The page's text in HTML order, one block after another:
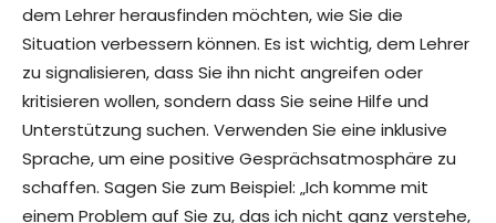
dem Lehrer herausfinden möchten, wie Sie die
Situation verbessern können. Es ist wichtig, dem Lehrer
zu signalisieren, dass Sie ihn nicht angreifen oder
kritisieren wollen, sondern dass Sie seine Hilfe und
Unterstützung suchen. Verwenden Sie eine inklusive
Sprache, um eine positive Gesprächsatmosphäre zu
schaffen. Sagen Sie zum Beispiel: „Ich komme mit
einem Problem auf Sie zu, das ich nicht ganz verstehe,